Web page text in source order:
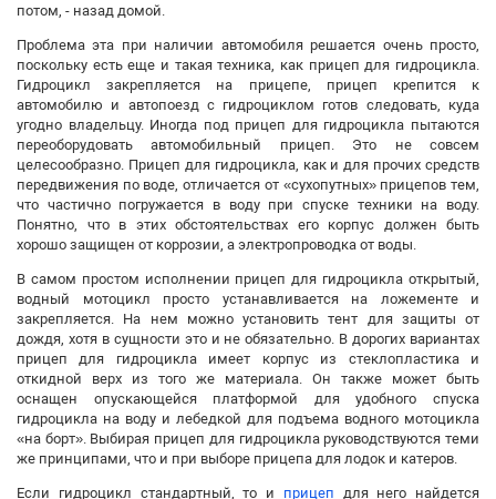
потом, - назад домой.
Проблема эта при наличии автомобиля решается очень просто,
поскольку есть еще и такая техника, как прицеп для гидроцикла.
Гидроцикл закрепляется на прицепе, прицеп крепится к
автомобилю и автопоезд с гидроциклом готов следовать, куда
угодно владельцу. Иногда под прицеп для гидроцикла пытаются
переоборудовать автомобильный прицеп. Это не совсем
целесообразно. Прицеп для гидроцикла, как и для прочих средств
передвижения по воде, отличается от «сухопутных» прицепов тем,
что частично погружается в воду при спуске техники на воду.
Понятно, что в этих обстоятельствах его корпус должен быть
хорошо защищен от коррозии, а электропроводка от воды.
В самом простом исполнении прицеп для гидроцикла открытый,
водный мотоцикл просто устанавливается на ложементе и
закрепляется. На нем можно установить тент для защиты от
дождя, хотя в сущности это и не обязательно. В дорогих вариантах
прицеп для гидроцикла имеет корпус из стеклопластика и
откидной верх из того же материала. Он также может быть
оснащен опускающейся платформой для удобного спуска
гидроцикла на воду и лебедкой для подъема водного мотоцикла
«на борт». Выбирая прицеп для гидроцикла руководствуются теми
же принципами, что и при выборе прицепа для лодок и катеров.
Если гидроцикл стандартный, то и прицеп для него найдется